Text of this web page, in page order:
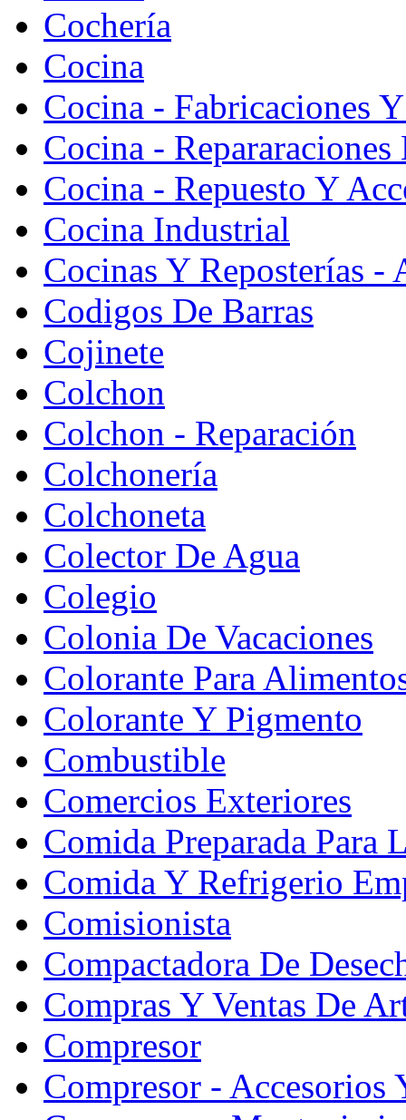
Cochería
Cocina
Cocina - Fabricaciones
Cocina - Repararaciones
Cocina - Repuesto Y
Cocina Industrial
Cocinas Y Reposterías -
Codigos De Barras
Cojinete
Colchon
Colchon - Reparación
Colchonería
Colchoneta
Colector De Agua
Colegio
Colonia De Vacaciones
Colorante Para
Colorante Y Pigmento
Combustible
Comercios Exteriores
Comida Preparada Para
Comida Y Refrigerio
Comisionista
Compactadora De
Compras Y Ventas De
Compresor
Compresor - Accesorios